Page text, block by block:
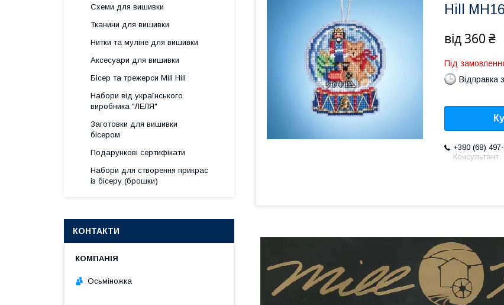
Hill
від 360 ₴
Під
Відправка
+380 (68)
Консультант
Схеми для вишивки
Тканини для вишивки
Нитки та муліне для вишивки
Аксесуари для вишивки
Бісер та трежерси Mill Hill
Набори від українського
виробника "ЛЕЛЯ"
Заготовки для вишивки
бісером
Подарункові сертифікати
Набори для створення прикрас
із бісеру (брошки)
КОНТАКТИ
Осьміножка